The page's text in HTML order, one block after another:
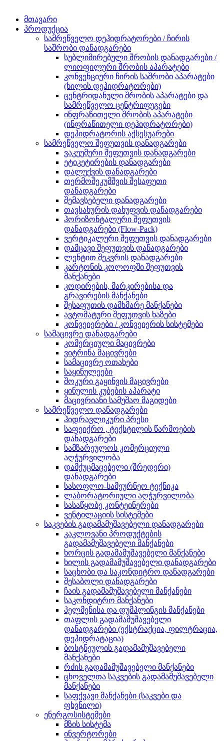
მთავარი
პროდუქცია
სამრეწველო დეჰიდრატორები / ჩირის
საშრობი დანადგარები
სუბლიმირებული შრობის დანადგარები /
ლიოფილური შრობის აპარატები
კონვენციური ჩირის საშრობი აპარატები
(ხილის დეჰიდრატორები)
ცენტრიდანული შრობის აპარატები და
სამრეწველო ცენტრიფუგები
ინფრაწითელი შრობის აპარატები
(ინფრაწითელი დეჰიდრატორები)
დეჰიდრატორის აქსესუარები
სამრეწველო შეფუთვის დანადგარები
ვაკუუმური შეფუთვის დანადგარები
ეტიკეტირების დანადგარები
დალუქვის დანადგარები
თერმოშეკუმშვის შესაფუთი
დანადგარები
შემავსებელი დანადგარები
თავსახურის დახუფვის დანადგარები
ჰორიზონტალური შეფუთვის
დანადგარები (Flow-Pack)
ვერტიკალური შეფუთვის დანადგარები
დამცავი შეფუთვის დანადგარები
ლენტით შეკვრის დანადგარები
კარტონის კოლოფში შეფუთვის
მანქანები
კოდირების, მარკირებისა და
გრავირების მანქანები
შესაფუთის დამხმარე მანქანები
ავტომატური შეფუთვის ხაზები
კონვეიერები / კონვეიერის სისტემები
სამაცივრე დანადგარები
კომერციული მაცივრები
ვიტრინა მაცივრები
სამაცივრე ოთახები
საყინულეები
შოკური გაყინვის მაცივრები
ყინულის კუბების აპარატი
მაცივრიანი სამუშაო მაგიდები
სამრეწველო დანადგარები
ჰიდრავლიკური პრესი
საფეიქრო , ტექსტილის წარმოების
დანადგარები
სამზარეულოს კომერციული
აღჭურვილობა
დამქუცმაცებელი (შრედერი)
დანადგარები
სასოფლო-სამეურნეო ტექნიკა
ლაბორატორიული აღჭურვილობა
სასაწყობე კონტეინერები
ვენტილაციის სისტემები
საკვების გადამამუშავებელი დანადგარები
კაკლოვანი პროდუქტების
გადამამუშავებელი მანქანები
ხორცის გადამამუშავებელი მანქანები
ხილის გადამამუშავებელი დანადგარები
საცხობი და საკონდიტრო დანადგარები
შესაბოლი დანადგარები
ჩაის გადამამუშავებელი მანქანები
საკონდიტრო მანქანები
პელმენისა და დუმპლინგის მანქანები
თაფლის გადამამუშავებელი
დანადგარები (ექსტრაქცია, ფილტრაცია,
დეჰიდრატაცია)
ბოსტნეულის გადამამუშავებელი
მანქანები
რძის გადამამუშავებელი მანქანები
ცხოველთა საკვების გადამამუშავებელი
მანქანები
საფქვავი მანქანები (საკვები და
ფხვნილი)
ენერგოსისტემები
მზის სისტემა
ინვერტორები